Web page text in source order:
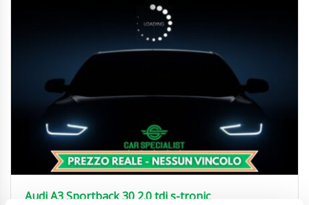
Audi A3 Sportback 30 2.0 tdi s-tronic